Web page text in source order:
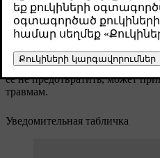
Желтое сигнальное поле
символом.
Указывает на потенциально
ее не предотвратить, может
травмам.
Уведомительная табличка